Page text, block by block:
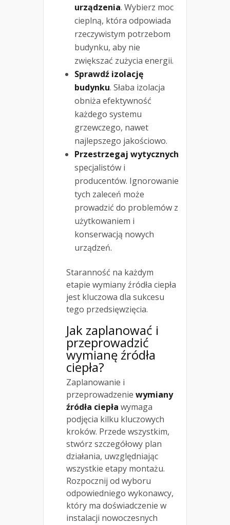
urządzenia. Wybierz moc
cieplną, która odpowiada
rzeczywistym potrzebom
budynku, aby nie
zwiększać zużycia energii.
Sprawdź izolację
budynku. Słaba izolacja
obniża efektywność
każdego systemu
grzewczego, nawet
najlepszego jakościowo.
Przestrzegaj wytycznych
specjalistów i
producentów. Ignorowanie
tych zaleceń może
prowadzić do problemów z
użytkowaniem i
konserwacją nowych
urządzeń.
Staranność na każdym
etapie wymiany źródła ciepła
jest kluczowa dla sukcesu
tego przedsięwzięcia.
Jak zaplanować i
przeprowadzić
wymianę źródła
ciepła?
Zaplanowanie i
przeprowadzenie wymiany
źródła ciepła wymaga
podjęcia kilku kluczowych
kroków. Przede wszystkim,
stwórz szczegółowy plan
działania, uwzględniając
wszystkie etapy montażu.
Rozpocznij od wyboru
odpowiedniego wykonawcy,
który ma doświadczenie w
instalacji nowoczesnych